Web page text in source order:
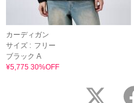
カーディガン
サイズ : フリー
ブラック A
¥5,775 30%OFF
twitter